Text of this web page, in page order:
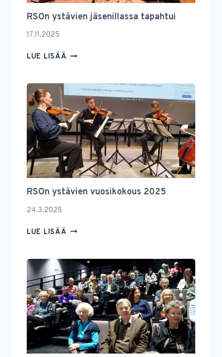
RSOn ystävien jäsenillassa tapahtui
17.11.2025
LUE LISÄÄ RSON
TAPAHTUI
RSOn ystävien vuosikokous 2025
24.3.2025
LUE LISÄÄ RSON
2025